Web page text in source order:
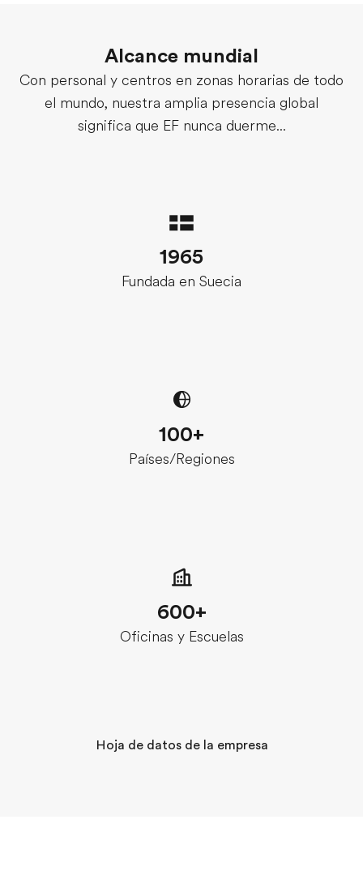
Alcance mundial
Con personal y centros en zonas horarias de todo
el mundo, nuestra amplia presencia global
significa que EF nunca duerme...
1965
Fundada en Suecia
100+
Países/Regiones
600+
Oficinas y Escuelas
Hoja de datos de la empresa